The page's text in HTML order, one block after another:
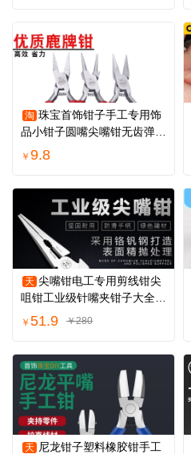
淘 珠宝首饰钳子手工专用饰
品小钳子圆嘴尖嘴钳无齿弹簧
DIY金工钳
￥ 9.8
天 尖嘴钳电工专用剪线钳尖
咀钳工业级针嘴夹钳子大全老
虎钳铬钒钢造
￥ 51.9 ￥280
天 尼龙钳子塑料橡胶钳手工